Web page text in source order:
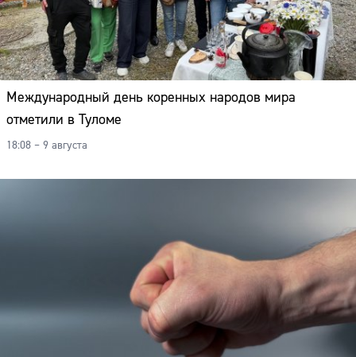
Международный день коренных народов мира
отметили в Туломе
18:08 – 9 августа